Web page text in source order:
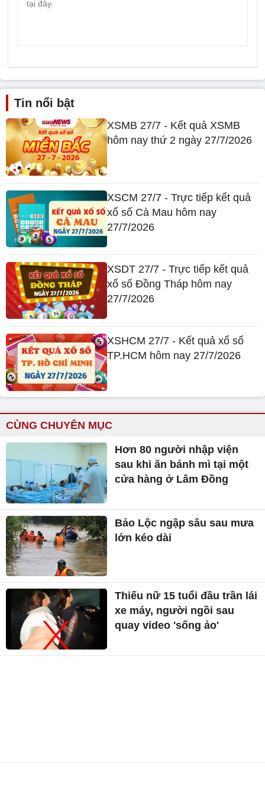
Tin nổi bật
XSMB 27/7 - Kết quả XSMB
hôm nay thứ 2 ngày 27/7/2026
XSCM 27/7 - Trực tiếp kết quả
xổ số Cà Mau hôm nay
27/7/2026
XSDT 27/7 - Trực tiếp kết quả
xổ số Đồng Tháp hôm nay
27/7/2026
XSHCM 27/7 - Kết quả xổ số
TP.HCM hôm nay 27/7/2026
CÙNG CHUYÊN MỤC
Hơn 80 người nhập viện
sau khi ăn bánh mì tại một
cửa hàng ở Lâm Đồng
Bảo Lộc ngập sâu sau mưa
lớn kéo dài
Thiếu nữ 15 tuổi đầu trần lái
xe máy, người ngồi sau
quay video 'sống ảo'